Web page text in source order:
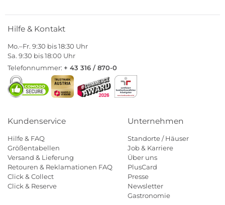
Hilfe & Kontakt
Mo.–Fr. 9:30 bis 18:30 Uhr
Sa. 9:30 bis 18:00 Uhr
Telefonnummer: + 43 316 / 870-0
Kundenservice
Hilfe & FAQ
Größentabellen
Versand & Lieferung
Retouren & Reklamationen FAQ
Click & Collect
Click & Reserve
Unternehmen
Standorte / Häuser
Job & Karriere
Über uns
PlusCard
Presse
Newsletter
Gastronomie